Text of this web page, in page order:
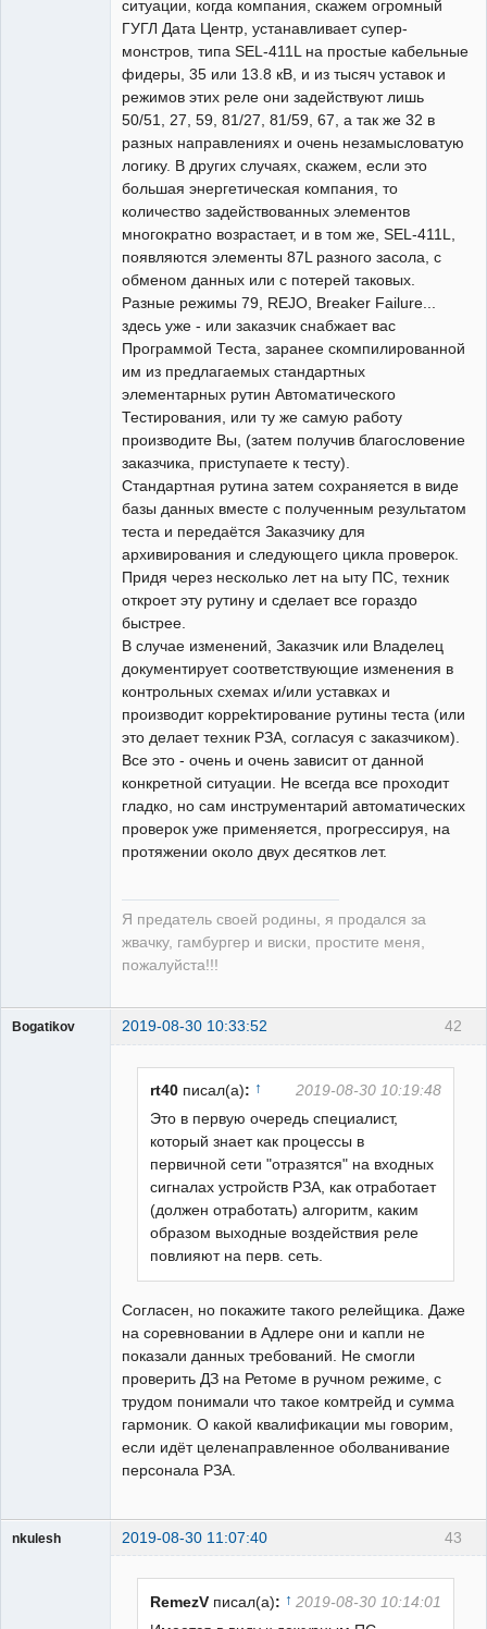
ситуации, когда компания, скажем огромный
ГУГЛ Дата Центр, устанавливает супер-
монстров, типа SEL-411L на простые кабельные
фидеры, 35 или 13.8 кВ, и из тысяч уставок и
режимов этих реле они задействуют лишь
50/51, 27, 59, 81/27, 81/59, 67, а так же 32 в
разных направлениях и очень незамысловатую
логику. В других случаях, скажем, если это
большая энергетическая компания, то
количество задействованных элементов
многократно возрастает, и в том же, SEL-411L,
появляются элементы 87L разного засола, с
обменом данных или с потерей таковых.
Разные режимы 79, REJO, Breaker Failure...
здесь уже - или заказчик снабжает вас
Программой Теста, заранее скомпилированной
им из предлагаемых стандартных
элементарных рутин Автоматического
Тестирования, или ту же самую работу
производите Вы, (затем получив благословение
заказчика, приступаете к тесту).
Стандартная рутина затем сохраняется в виде
базы данных вместе с полученным результатом
теста и передаётся Заказчику для
архивирования и следующего цикла проверок.
Придя через несколько лет на ыту ПС, техник
откроет эту рутину и сделает все гораздо
быстрее.
В случае изменений, Заказчик или Владелец
документирует соответствующие изменения в
контрольных схемах и/или уставках и
производит корреkтирование рутины теста (или
это делает техник РЗА, согласуя с заказчиком).
Все это - очень и очень зависит от данной
конкретной ситуации. Не всегда все проходит
гладко, но сам инструментарий автоматических
проверок уже применяется, прогрессируя, на
протяжении около двух десятков лет.
Я предатель своей родины, я продался за
жвачку, гамбургер и виски, простите меня,
пожалуйста!!!
42
Bogatikov 2019-08-30 10:33:52
rt40 писал(а): ↑
2019-08-30 10:19:48
Это в первую очередь специалист,
который знает как процессы в
первичной сети "отразятся" на входных
сигналах устройств РЗА, как отработает
(должен отработать) алгоритм, каким
образом выходные воздействия реле
повлияют на перв. сеть.
Согласен, но покажите такого релейщика. Даже
на соревновании в Адлере они и капли не
показали данных требований. Не смогли
проверить ДЗ на Ретоме в ручном режиме, с
трудом понимали что такое комтрейд и сумма
гармоник. О какой квалификации мы говорим,
если идёт целенаправленное оболванивание
персонала РЗА.
43
nkulesh 2019-08-30 11:07:40
RemezV писал(а): ↑ 2019-08-30 10:14:01